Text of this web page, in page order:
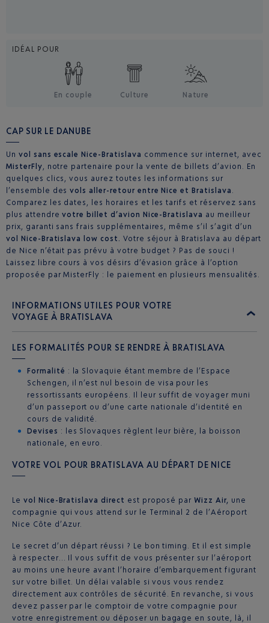
IDÉAL POUR
En couple Culture Nature
CAP SUR LE DANUBE
Un vol sans escale Nice-Bratislava commence sur internet, avec
MisterFly, notre partenaire pour la vente de billets d’avion. En
quelques clics, vous aurez toutes les informations sur
l’ensemble desvols aller-retour entre Nice et Bratislava .
Comparez les dates, les horaires et les tarifs et réservez sans
plus attendrevotre billet d’avion Nice-Bratislava au meilleur
prix, garanti sans frais supplémentaires, même s’il s’agit d’un
vol Nice-Bratislava low cost. Votre séjour à Bratislava au départ
de Nice n’était pas prévu à votre budget ? Pas de souci !
Laissez libre cours à vos désirs d’évasion grâce à l’option
proposée par MisterFly : le paiement en plusieurs mensualités.
INFORMATIONS UTILES POUR VOTRE
VOYAGE À BRATISLAVA
LES FORMALITÉS POUR SE RENDRE À BRATISLAVA
Formalité : la Slovaquie étant membre de l’Espace
Schengen, il n’est nul besoin de visa pour les
ressortissants européens. Il leur suffit de voyager muni
d’un passeport ou d’une carte nationale d’identité en
cours de validité.
Devises : les Slovaques règlent leur bière, la boisson
nationale, en euro.
VOTRE VOL POUR BRATISLAVA AU DÉPART DE NICE
Le vol Nice-Bratislava direct est proposé parWizz Air, une
compagnie qui vous attend sur le Terminal 2 de l’Aéroport
Nice Côte d’Azur.
Le secret d’un départ réussi ? Le bon timing. Et il est simple
à respecter… Il vous suffit de vous présenter sur l’aéroport
au moins une heure avant l’horaire d’embarquement figurant
sur votre billet. Un délai valable si vous vous rendez
directement aux contrôles de sécurité. En revanche, si vous
devez passer par le comptoir de votre compagnie pour
votre enregistrement ou déposer un bagage en soute, là, il